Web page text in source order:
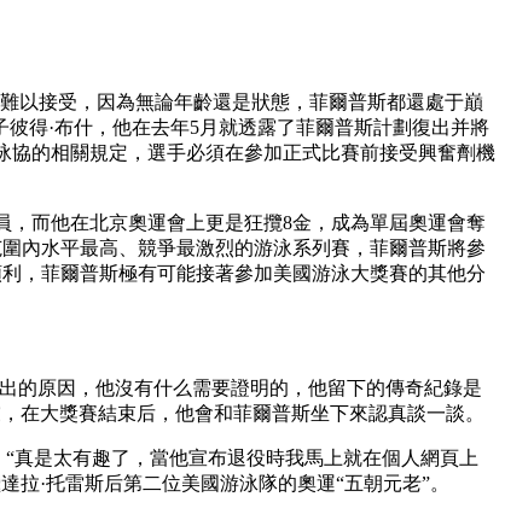
接受，因為無論年齡還是狀態，菲爾普斯都還處于巔
得·布什，他在去年5月就透露了菲爾普斯計劃復出并將
的相關規定，選手必須在參加正式比賽前接受興奮劑機
而他在北京奧運會上更是狂攬8金，成為單屆奧運會奪
內水平最高、競爭最激烈的游泳系列賽，菲爾普斯將參
，菲爾普斯極有可能接著參加美國游泳大獎賽的其他分
原因，他沒有什么需要證明的，他留下的傳奇紀錄是
在大獎賽結束后，他會和菲爾普斯坐下來認真談一談。
是太有趣了，當他宣布退役時我馬上就在個人網頁上
·托雷斯后第二位美國游泳隊的奧運“五朝元老”。